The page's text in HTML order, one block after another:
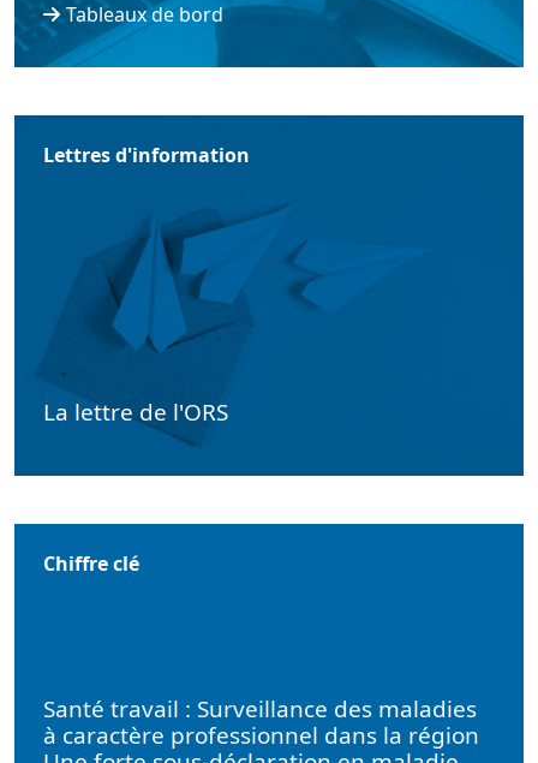
Tableaux de bord
Lettres d'information
La lettre de l'ORS
Chiffre clé
Santé travail : Surveillance des maladies
à caractère professionnel dans la région